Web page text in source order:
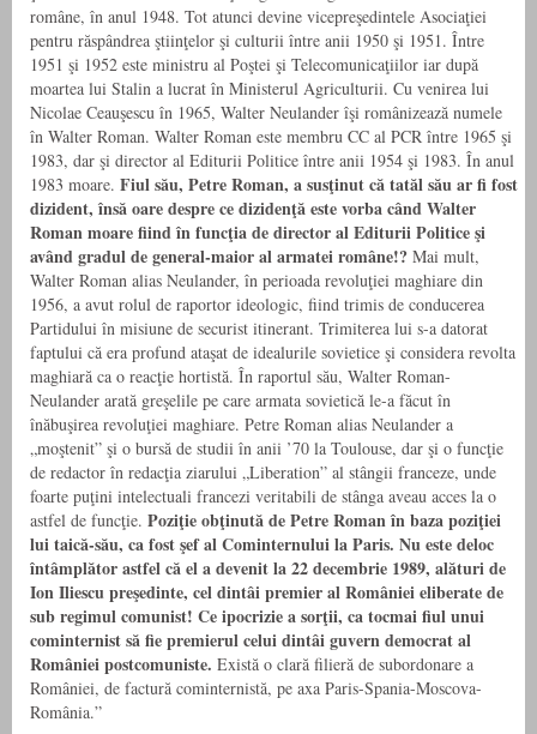
române, în anul 1948. Tot atunci devine vicepreşedintele Asociaţiei
pentru răspândrea ştiinţelor şi culturii între anii 1950 şi 1951. Între
1951 şi 1952 este ministru al Poştei şi Telecomunicaţiilor iar după
moartea lui Stalin a lucrat în Ministerul Agriculturii. Cu venirea lui
Nicolae Ceauşescu în 1965, Walter Neulander îşi românizează numele
în Walter Roman. Walter Roman este membru CC al PCR între 1965 şi
1983, dar şi director al Editurii Politice între anii 1954 şi 1983. În anul
1983 moare. Fiul său, Petre Roman, a susţinut că tatăl său ar fi fost
dizident, însă oare despre ce dizidenţă este vorba când Walter
Roman moare fiind în funcţia de director al Editurii Politice şi
având gradul de general-maior al armatei române!? Mai mult,
Walter Roman alias Neulander, în perioada revoluţiei maghiare din
1956, a avut rolul de raportor ideologic, fiind trimis de conducerea
Partidului în misiune de securist itinerant. Trimiterea lui s-a datorat
faptului că era profund ataşat de idealurile sovietice şi considera revolta
maghiară ca o reacţie hortistă. În raportul său, Walter Roman-
Neulander arată greşelile pe care armata sovietică le-a făcut în
înăbuşirea revoluţiei maghiare. Petre Roman alias Neulander a
„moştenit” şi o bursă de studii în anii ’70 la Toulouse, dar şi o funcţie
de redactor în redacţia ziarului „Liberation” al stângii franceze, unde
foarte puţini intelectuali francezi veritabili de stânga aveau acces la o
astfel de funcţie. Poziţie obţinută de Petre Roman în baza poziţiei
lui taică-său, ca fost şef al Cominternului la Paris. Nu este deloc
întâmplător astfel că el a devenit la 22 decembrie 1989, alături de
Ion Iliescu preşedinte, cel dintâi premier al României eliberate de
sub regimul comunist! Ce ipocrizie a sorţii, ca tocmai fiul unui
cominternist să fie premierul celui dintâi guvern democrat al
României postcomuniste. Există o clară filieră de subordonare a
României, de factură cominternistă, pe axa Paris-Spania-Moscova-
România.”